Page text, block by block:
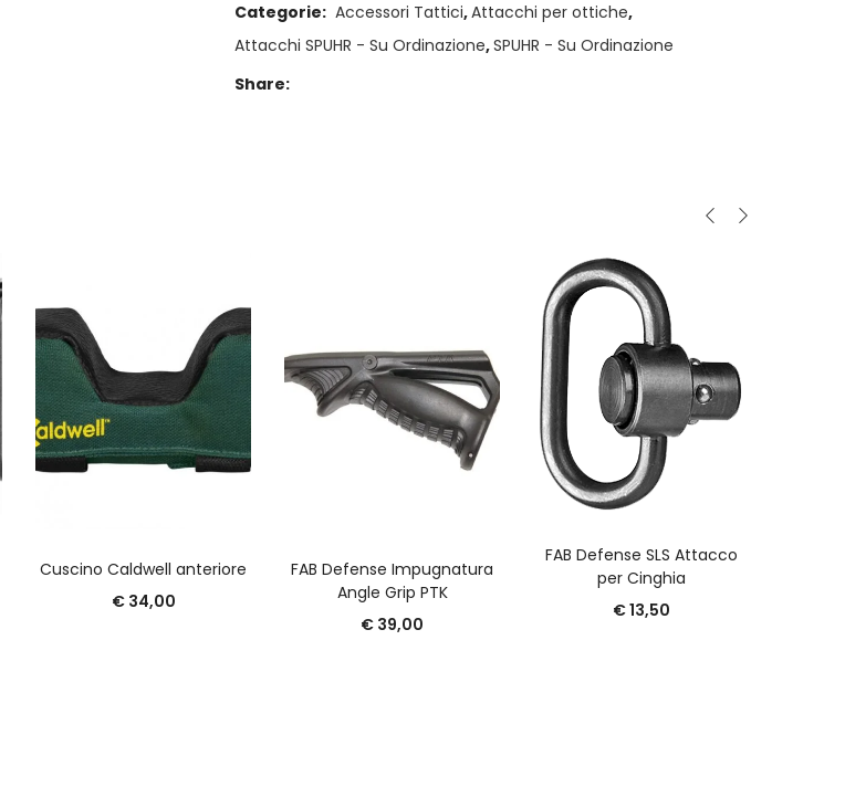
Categorie: Accessori Tattici,Attacchi per ottiche,
Attacchi SPUHR - Su Ordinazione,SPUHR - Su Ordinazione
Share:
Cuscino Caldwell anteriore
€34,00
FAB Defense Impugnatura
Angle Grip PTK
€ 39,00
FAB Defense SLS Attacco
per Cinghia
€13,50